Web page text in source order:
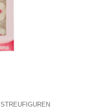
STREUFIGUREN